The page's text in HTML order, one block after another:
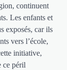
continuent
Les enfants et
exposés, car ils
vers l’école,
initiative,
ce péril